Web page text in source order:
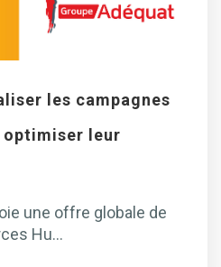
les campagnes
leur
une offre globale de
Hu...